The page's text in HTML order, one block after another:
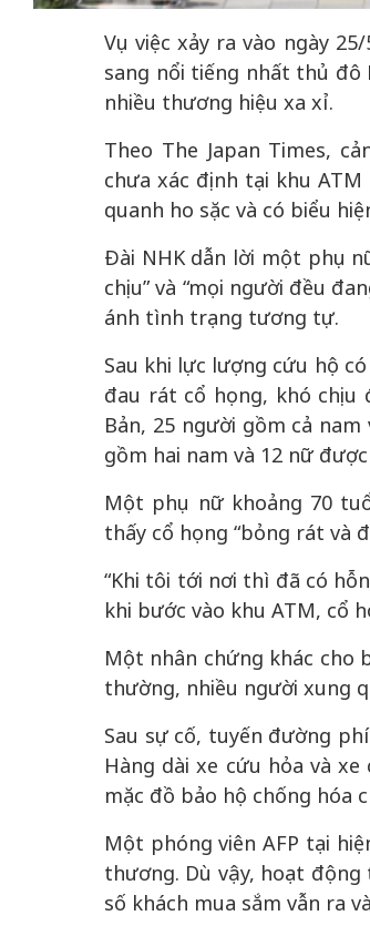
Vụ việc xảy ra vào ngày
sang nổi tiếng nhất thủ đô
nhiều thương hiệu xa xỉ.
Theo The Japan Times,
chưa xác định tại khu
quanh ho sặc và có biểu
Đài NHK dẫn lời một phụ
chịu” và “mọi người đều
ánh tình trạng tương tự.
Sau khi lực lượng cứu hộ
đau rát cổ họng, khó chịu
Bản, 25 người gồm cả
gồm hai nam và 12 nữ
Một phụ nữ khoảng 70
thấy cổ họng “bỏng rát và
“Khi tôi tới nơi thì đã có
khi bước vào khu ATM, cổ
Một nhân chứng khác
thường, nhiều người xung
Sau sự cố, tuyến đường
Hàng dài xe cứu hỏa và
mặc đồ bảo hộ chống hóa
Một phóng viên AFP tại
thương. Dù vậy, hoạt
số khách mua sắm vẫn ra
Hà Nội vững bước vào
không gian phát triển
mới - Kỳ 5: Thủ đô qua
lăng kính số hóa